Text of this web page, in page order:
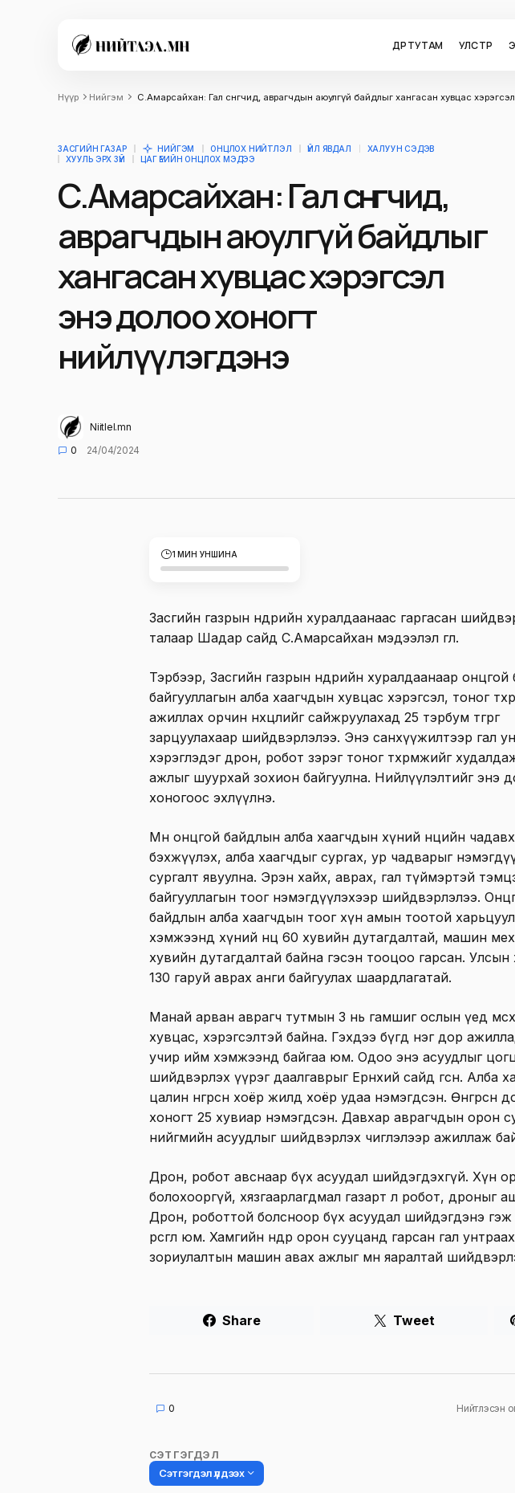
ӨДӨР ТУТАМ УЛС ТӨР
Нүүр Нийгэм С.Амарсайхан: Гал сөнөөгчид, аврагчдын аюулгүй байдлыг хангасан хувцас
ЗАСГИЙН ГАЗАР НИЙГЭМ ОНЦЛОХ НИЙТЛЭЛ ҮЙЛ ЯВДАЛ
ХАЛУУН СЭДЭВ
ХУУЛЬ ЭРХ ЗҮЙ
ЦАГ ҮЕИЙН ОНЦЛОХ МЭДЭЭ
С.Амарсайхан: Гал сөнөөгчид,
аврагчдын аюулгүй байдлыг
хангасан хувцас хэрэгсэл
энэ долоо хоногт
нийлүүлэгдэнэ
Niitlel.mn
0
24/04/2024
1 МИН УНШИНА
Засгийн газрын өнөөдрийн хуралдаанаас гаргасан
талаар Шадар сайд С.Амарсайхан мэдээлэл өглөө.
Тэрбээр, Засгийн газрын өнөөдрийн хуралдаанаар
байгууллагын алба хаагчдын хувцас хэрэгсэл, тоног
ажиллах орчин нөхцлийг сайжруулахад 25 тэрбум төгрөг
зарцуулахаар шийдвэрлэлээ. Энэ санхүүжилтээр гал
хэрэглэдэг дрон, робот зэрэг тоног төхөөрөмжийг
ажлыг шуурхай зохион байгуулна. Нийлүүлэлтийг энэ
хоногоос эхлүүлнэ.
Мөн онцгой байдлын алба хаагчдын хүний нөөцийн
бэхжүүлэх, алба хаагчдыг сургах, ур чадварыг
сургалт явуулна. Эрэн хайх, аврах, гал түймэртэй
байгууллагын тоог нэмэгдүүлэхээр шийдвэрлэлээ.
байдлын алба хаагчдын тоог хүн амын тоотой
хэмжээнд хүний нөөц 60 хувийн дутагдалтай, машин
хувийн дутагдалтай байна гэсэн тооцоо гарсан.
130 гаруй аврах анги байгуулах шаардлагатай.
Манай арван аврагч тутмын 3 нь гамшиг ослын үед
хувцас, хэрэгсэлтэй байна. Гэхдээ бүгд нэг дор
учир ийм хэмжээнд байгаа юм. Одоо энэ асуудлыг
шийдвэрлэх үүрэг даалгаврыг Ерөнхий сайд өгсөн. Алба
цалин өнгөрсөн хоёр жилд хоёр удаа нэмэгдсэн. Өнгөрсөн
хоногт 25 хувиар нэмэгдсэн. Давхар аврагчдын орон
нийгмийн асуудлыг шийдвэрлэх чиглэлээр ажиллаж
Дрон, робот авснаар бүх асуудал шийдэгдэхгүй. Хүн
болохооргүй, хязгаарлагдмал газарт л робот, дроныг
Дрон, роботтой болсноор бүх асуудал шийдэгдэнэ гэж
өрөөсгөл юм. Хамгийн өндөр орон сууцанд гарсан гал унтраах
зориулалтын машин авах ажлыг мөн яаралтай
Share Tweet
0 Нийтлэсэн
СЭТГЭГДЭЛ
Сэтгэгдэл үлдээх